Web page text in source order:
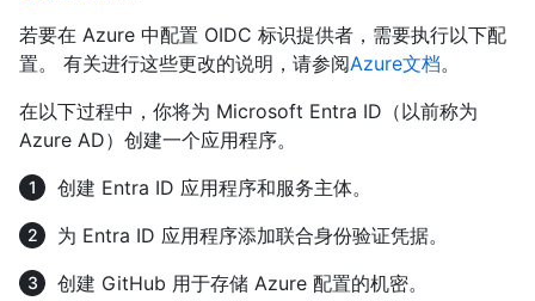
若要在 Azure 中配置 OIDC 标识提供者，需要执行以下配
置。 有关进行这些更改的说明，请参阅Azure文档。
在以下过程中，你将为 Microsoft Entra ID（以前称为
Azure AD）创建一个应用程序。
创建 Entra ID 应用程序和服务主体。
为 Entra ID 应用程序添加联合身份验证凭据。
创建 GitHub 用于存储 Azure 配置的机密。